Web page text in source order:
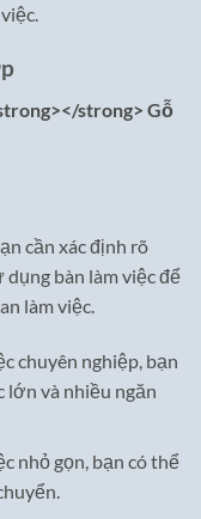
cần xác định rõ
dụng bàn làm việc để
làm việc.
chuyên nghiệp, bạn
lớn và nhiều ngăn
nhỏ gọn, bạn có thể